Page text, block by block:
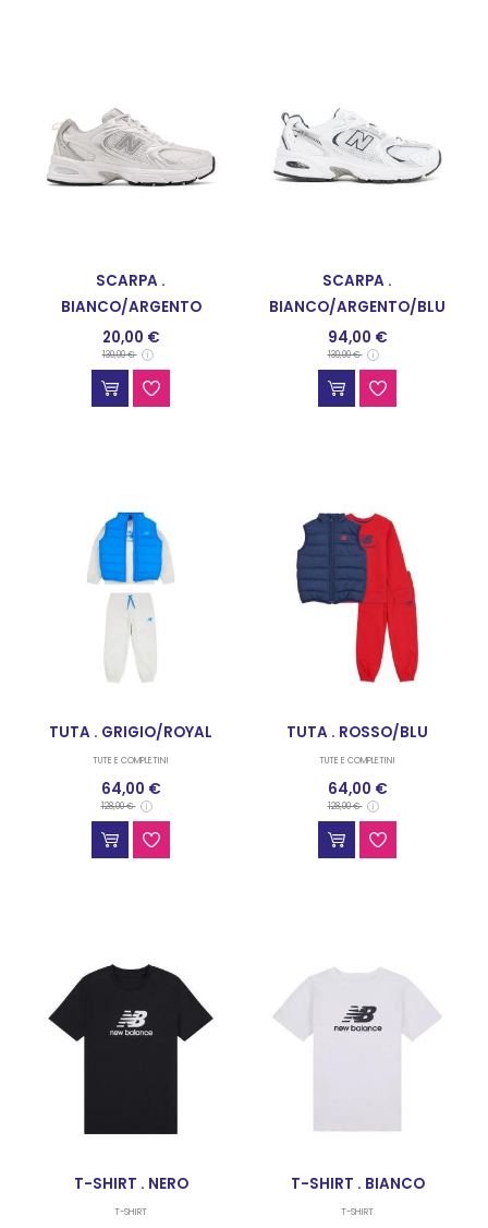
SCARPA .
BIANCO/ARGENTO
SCARPE SPORTIVE
20,00 €
130,00 €
SCARPA .
BIANCO/ARGENTO/BLU
SCARPE SPORTIVE
94,00 €
130,00 €
TUTA . GRIGIO/ROYAL
TUTE E COMPLETINI
64,00 €
128,00 €
TUTA . ROSSO/BLU
TUTE E COMPLETINI
64,00 €
128,00 €
T-SHIRT . NERO
T-SHIRT
T-SHIRT . BIANCO
T-SHIRT